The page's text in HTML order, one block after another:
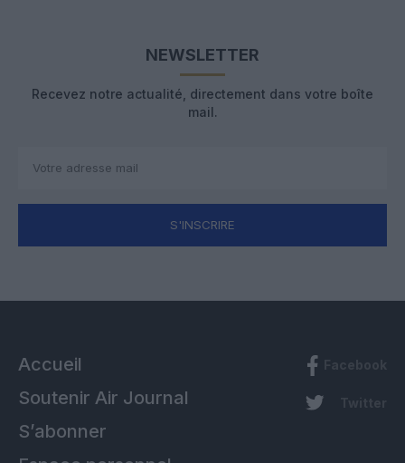
NEWSLETTER
Recevez notre actualité, directement dans votre boîte
mail.
S'INSCRIRE
Accueil
Soutenir Air Journal
S’abonner